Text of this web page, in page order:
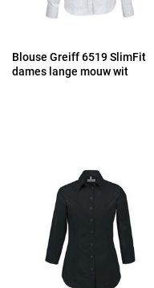
Blouse Greiff 6519 SlimFit
dames lange mouw wit